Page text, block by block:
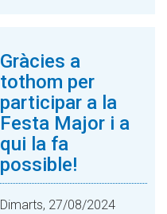
Gràcies a
tothom per
participar a la
Festa Major i a
qui la fa
possible!
Dimarts, 27/08/2024